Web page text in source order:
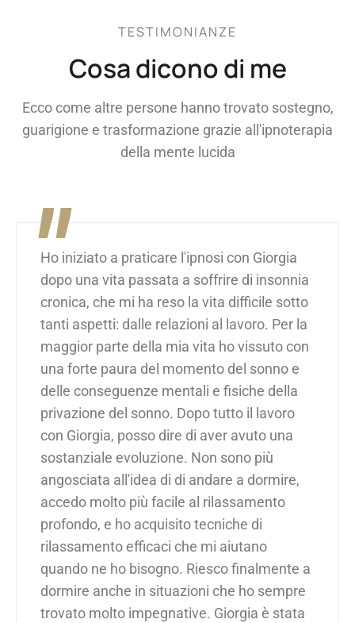
TESTIMONIANZE
Cosa dicono di me
Ecco come altre persone hanno trovato sostegno,
guarigione e trasformazione grazie all'ipnoterapia
della mente lucida
Ho iniziato a praticare l'ipnosi con Giorgia
dopo una vita passata a soffrire di insonnia
cronica, che mi ha reso la vita difficile sotto
tanti aspetti: dalle relazioni al lavoro. Per la
maggior parte della mia vita ho vissuto con
una forte paura del momento del sonno e
delle conseguenze mentali e fisiche della
privazione del sonno. Dopo tutto il lavoro
con Giorgia, posso dire di aver avuto una
sostanziale evoluzione. Non sono più
angosciata all'idea di di andare a dormire,
accedo molto più facile al rilassamento
profondo, e ho acquisito tecniche di
rilassamento efficaci che mi aiutano
quando ne ho bisogno. Riesco finalmente a
dormire anche in situazioni che ho sempre
trovato molto impegnative. Giorgia è stata
"